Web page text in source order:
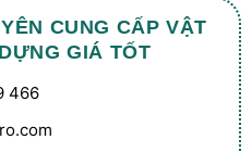
CUNG CẤP VẬT
GIÁ TỐT
466